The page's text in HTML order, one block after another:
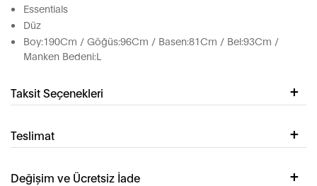
Essentials
Düz
Boy:190Cm / Göğüs:96Cm / Basen:81Cm / Bel:93Cm /
Manken Bedeni:L
Taksit Seçenekleri
Teslimat
Değişim ve Ücretsiz İade